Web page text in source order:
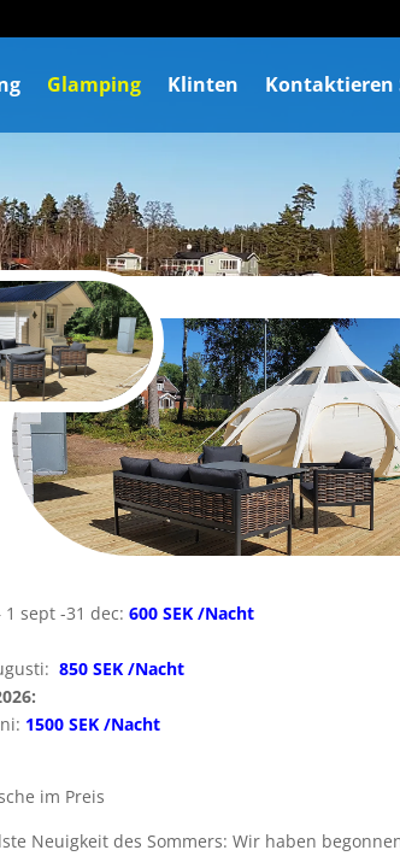
Glamping Klinten Kontaktieren
1 sept -31 dec:600 SEK /Nacht
850 SEK /Nacht
1500 SEK /Nacht
im Preis
Neuigkeit des Sommers: Wir haben